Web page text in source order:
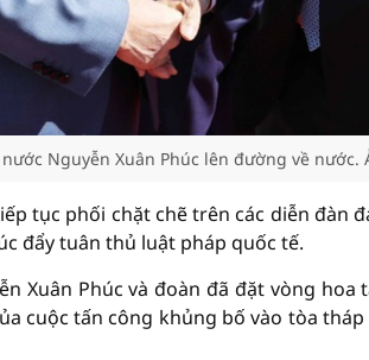
Nguyễn Xuân Phúc lên đường về nước.
tục phối chặt chẽ trên các diễn đàn
đẩy tuân thủ luật pháp quốc tế.
Xuân Phúc và đoàn đã đặt vòng
cuộc tấn công khủng bố vào tòa